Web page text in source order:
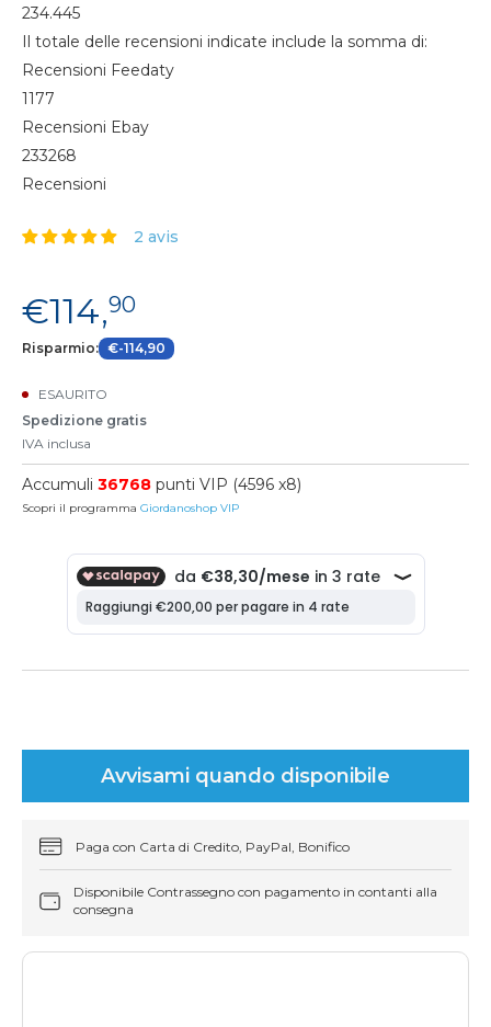
234.445
Il totale delle recensioni indicate include la somma di:
Recensioni Feedaty
1177
Recensioni Ebay
233268
Recensioni
2 avis
€114,90
Risparmio: €-114,90
ESAURITO
Spedizione gratis
IVA inclusa
Accumuli 36768 punti VIP (4596 x8)
Scopri il programma Giordanoshop VIP
Avvisami quando disponibile
Paga con Carta di Credito, PayPal, Bonifico
Disponibile Contrassegno con pagamento in contanti alla
consegna